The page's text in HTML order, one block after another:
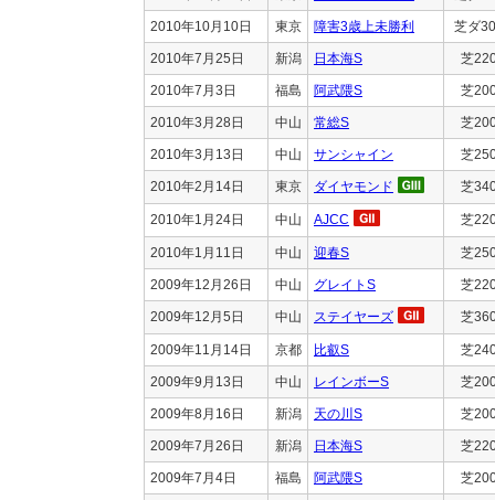
2010年10月10日 東京 障害3歳上未勝利 芝ダ
2010年7月25日 新潟 日本海S 芝
2010年7月3日 福島 阿武隈S 芝
2010年3月28日 中山 常総S 芝
2010年3月13日 中山 サンシャイン 芝
2010年2月14日 東京 ダイヤモンド 芝
2010年1月24日 中山 AJCC 芝
2010年1月11日 中山 迎春S 芝
2009年12月26日 中山 グレイトS 芝
2009年12月5日 中山 ステイヤーズ 芝
2009年11月14日 京都 比叡S 芝
2009年9月13日 中山 レインボーS 芝
2009年8月16日 新潟 天の川S 芝
2009年7月26日 新潟 日本海S 芝
2009年7月4日 福島 阿武隈S 芝